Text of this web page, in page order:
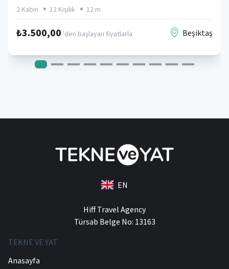
2 Kabin 12 Kişilik 12 m
₺3.500,00 'den başlayan fiyatlarla Beşiktaş
EN
Hiff Travel Agency
Türsab Belge No: 13163
TEKNE VE YAT
Anasayfa